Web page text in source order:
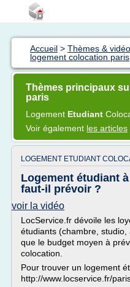
Accueil > Thèmes &
logement colocation paris
Thèmes principaux
paris
Logement Etudiant
Voir également les articles
LOGEMENT ETUDIANT
Logement étudiant
faut-il prévoir ?
voir la vidéo
LocService.fr dévoile les
étudiants (chambre,
que le budget moyen à
colocation.
Pour trouver un logement
http://www.locservice.fr/